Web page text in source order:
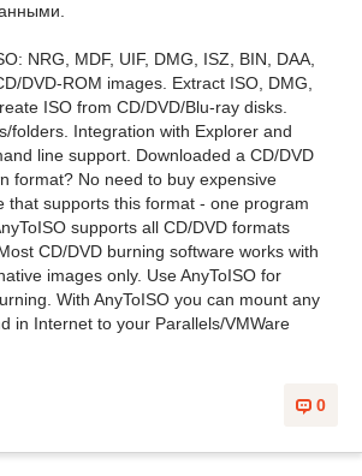
NRG, MDF, UIF, DMG, ISZ, BIN, DAA,
DVD-ROM images. Extract ISO, DMG,
ISO from CD/DVD/Blu-ray disks.
folders. Integration with Explorer and
line support. Downloaded a CD/DVD
format? No need to buy expensive
that supports this format - one program
supports all CD/DVD formats
CD/DVD burning software works with
images only. Use AnyToISO for
With AnyToISO you can mount any
in Internet to your Parallels/VMWare
0